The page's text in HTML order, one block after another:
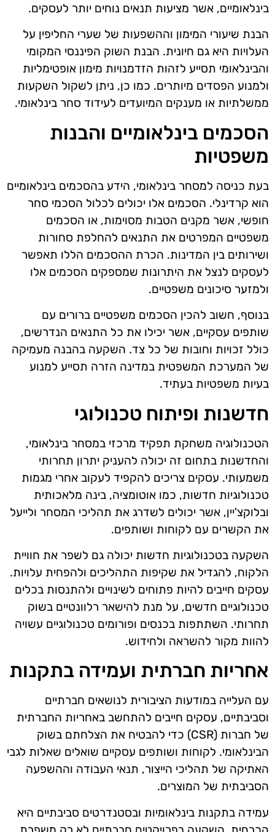
בינלאומיים, אשר מציעות תנאים נוחים יותר לעסקים.
הבנת שיעורי המימון וההשפעות של שערי החליפין על
העלויות היא גם חיונית. הבנת השוק הפיננסי המקומי
והבינלאומי תסייע לזהות הזדמנויות מימון אופטימליות
ולמנוע הפסדים מיותרים. כמו כן, ניתן לשקול השקעות
ממשלתיות או מענקים המיועדים לעידוד סחר בינלאומי.
הסכמים בינלאומיים והבנות
משפטיות
בעת כניסה למסחר בינלאומי, הידע בהסכמים בינלאומיים
הוא קרדינלי. הסכמים אלו יכולים לכלול הסכמי סחר
חופשי, אשר מקנים הטבות מסוימות, או הסכמים
משפטיים המפרטים את התנאים להחלפת סחורות
ושירותים בין המדינות. הכרת ההסכמים הללו תאפשר
לעסקים לנצל את היתרונות שמספקים הסכמים אלו
ולמזער סיכונים משפטיים.
בנוסף, חשוב להכין הסכמים משפטיים ברורים עם
שותפים עסקיים, אשר יכילו את כל התנאים הנדרשים,
כולל זכויות וחובות של כל צד. השקעה בהבנה מעמיקה
של המערכת המשפטית במדינה הזרה תסייע למנוע
בעיות משפטיות בעתיד.
חדשנות ופיתוח טכנולוגי
הטכנולוגיה משחקת תפקיד מרכזי במסחר בינלאומי,
והחדשנות בתחום זה יכולה להעניק יתרון תחרותי
משמעותי. עסקים צריכים להקפיד לעקוב אחרי מגמות
טכנולוגיות חדשות, כמו אוטומציה, בינה מלאכותית
ובלוקצ'יין, אשר יכולים לשדרג את תהליכי המסחר ולייעל
את הקשרים עם לקוחות ושותפים.
השקעה בטכנולוגיות חדשות יכולה גם לשפר את חוויית
הלקוח, להגדיל את שקיפות התהליכים ולהפחית עלויות.
עסקים חייבים להיות פתוחים לשינויים ולהתנסות בכלים
טכנולוגיים חדשים, על מנת להישאר רלוונטיים בשוק
תחרותי. השתתפות בכנסים ופורומים טכנולוגיים עשויה
להוות מקור להשראה ולחידוש.
אחריות חברתית ועמידה בתקנות
עם העלייה במודעות הציבורית לנושאים חברתיים
וסביבתיים, עסקים חייבים להתחשב באחריות החברתית
של חברות (CSR) כדי להבטיח את הצלחתם בשוק
הבינלאומי. לקוחות ושותפים עסקיים שואלים שאלות לגבי
האתיקה של תהליכי הייצור, תנאי העבודה וההשפעה
הסביבתית של המוצרים.
עמידה בתקנות בינלאומיות ובסטנדרטים סביבתיים היא